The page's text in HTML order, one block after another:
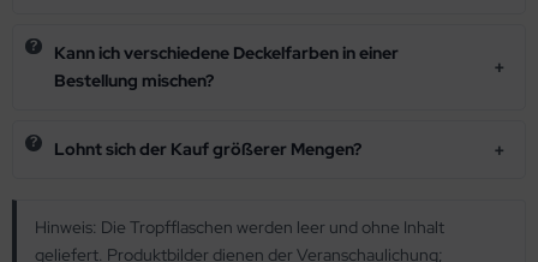
Kann ich verschiedene Deckelfarben in einer
Bestellung mischen?
Lohnt sich der Kauf größerer Mengen?
Hinweis: Die Tropfflaschen werden leer und ohne Inhalt
geliefert. Produktbilder dienen der Veranschaulichung;